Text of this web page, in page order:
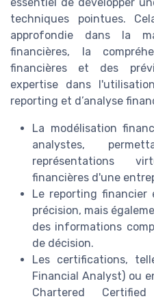
techniques pointues.
approfondie dans la
financières, la
financières et des
expertise dans
reporting et d’analyse
La modélisation
analystes,
représentations
financières d'une
Le reporting financier
précision, mais
des informations
de décision.
Les certifications,
Financial Analyst) ou
Chartered